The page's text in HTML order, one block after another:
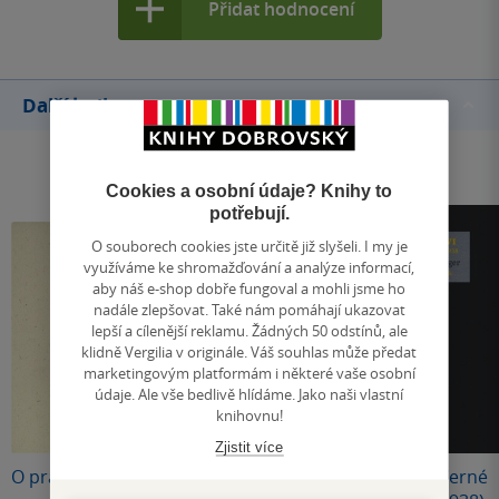
Přidat hodnocení
Další knihy autora
O pravdě a bytí
Úvahy II-VI (Černé
Cookies a osobní údaje? Knihy to
potřebují.
O souborech cookies jste určitě již slyšeli. I my je
využíváme ke shromažďování a analýze informací,
aby náš e-shop dobře fungoval a mohli jsme ho
nadále zlepšovat. Také nám pomáhají ukazovat
lepší a cílenější reklamu. Žádných 50 odstínů, ale
klidně Vergilia v originále. Váš souhlas může předat
marketingovým platformám i některé vaše osobní
údaje. Ale vše bedlivě hlídáme. Jako naši vlastní
knihovnu!
Zjistit více